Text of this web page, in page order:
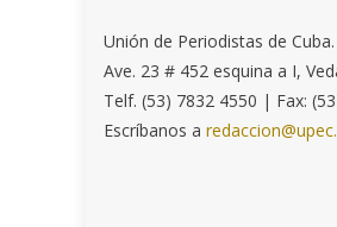
Unión de Periodistas de Cuba.
Ave. 23 # 452 esquina a I,
Telf. (53) 7832 4550 | Fax:
Escríbanos a